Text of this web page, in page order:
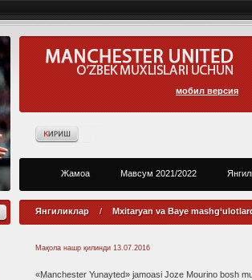
мобил версия
Жамоа Мавсум 2021/2022
Янгиликлар / Mxitaryan va Baye
Мақола нашр қилинди 13.07.2016
«Manchester Yunayted» jamoasi Joze Mourino bosh